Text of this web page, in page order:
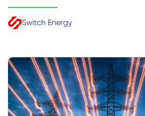
Switch Energy